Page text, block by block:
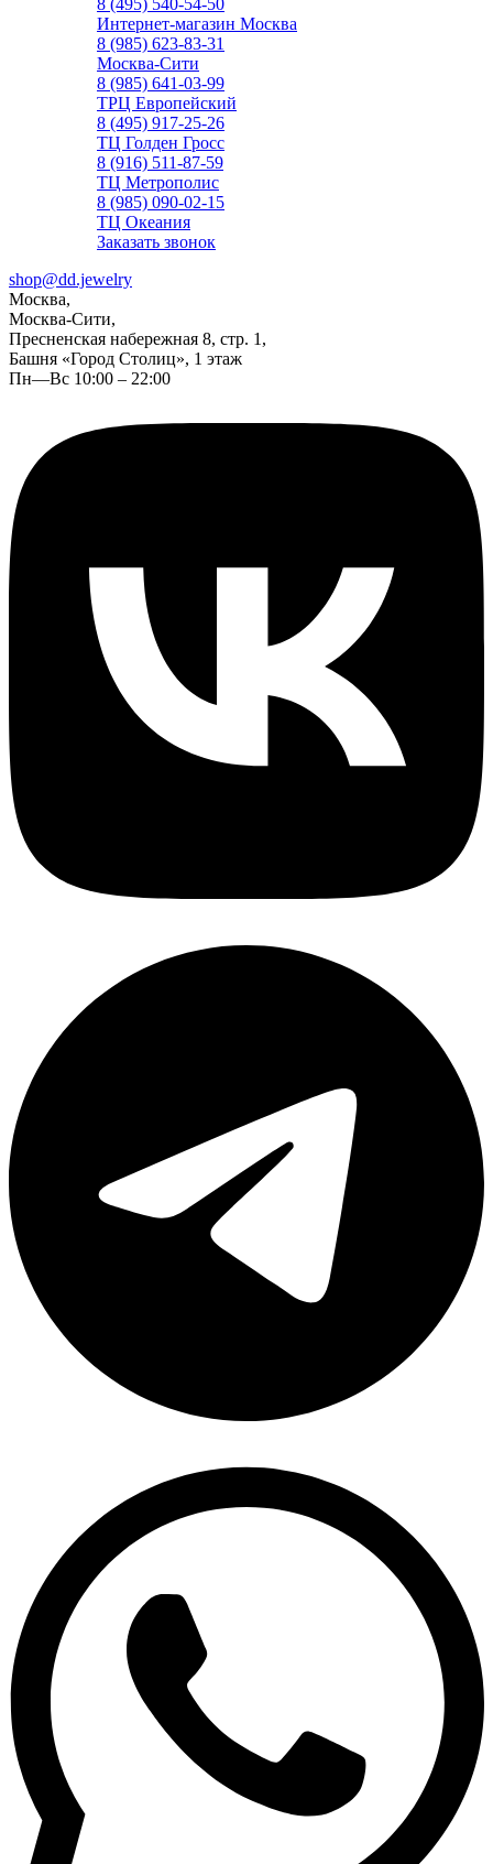
8 (495) 540-54-50
Интернет-магазин Москва
8 (985) 623-83-31
Москва-Сити
8 (985) 641-03-99
ТРЦ Европейский
8 (495) 917-25-26
ТЦ Голден Гросс
8 (916) 511-87-59
ТЦ Метрополис
8 (985) 090-02-15
ТЦ Океания
Заказать звонок
shop@dd.jewelry
Москва,
Москва-Сити,
Пресненская набережная 8, стр. 1,
Башня «Город Столиц», 1 этаж
Пн—Вс 10:00 – 22:00